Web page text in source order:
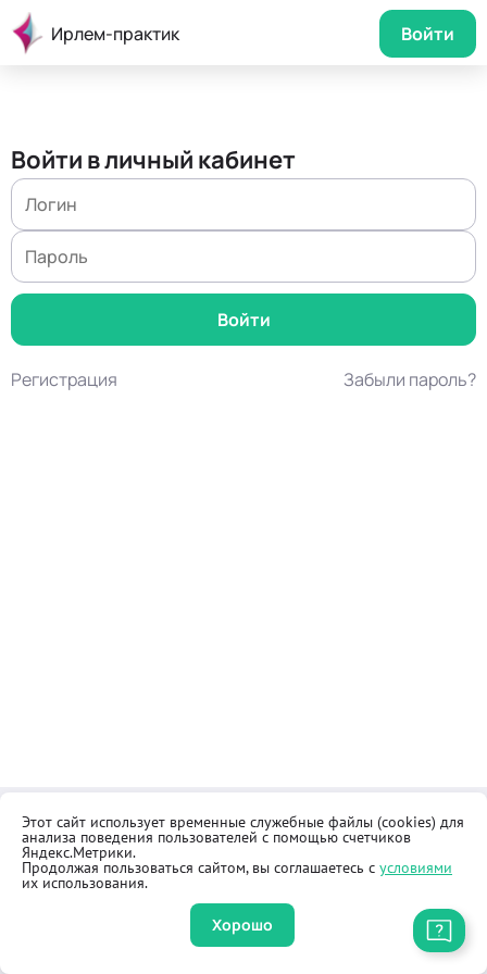
Ирлем-практик Войти
Войти в личный кабинет
Регистрация Забыли пароль?
Контакты
Как купить
Общественная приёмная
Реквизиты
Оферта
Правила продажи товаров
Этот сайт использует временные служебные файлы (cookies) для
анализа поведения пользователей с помощью счетчиков
Яндекс.Метрики.
Продолжая пользоваться сайтом, вы соглашаетесь с условиями
их использования.
Хорошо